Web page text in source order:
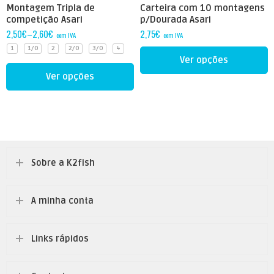
Montagem Tripla de
competição Asari
2,50€–2,60€ com IVA
1 1/0 2 2/0 3/0 4
Ver opções
Carteira com 10 montagens
p/Dourada Asari
2,75€ com IVA
Ver opções
Sobre a K2fish
A minha conta
Links rápidos